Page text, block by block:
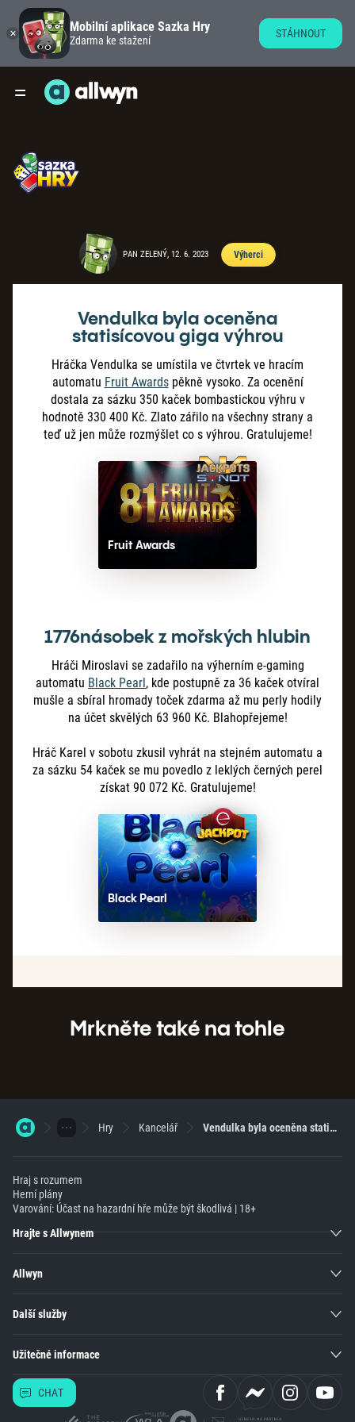
PAN ZELENÝ, 12. 6. 2023 Výherci
Vendulka byla oceněna
statisícovou giga výhrou
Hráčka Vendulka se umístila ve čtvrtek ve hracím
automatu Fruit Awardspěkně vysoko. Za ocenění
dostala za sázku 350 kaček bombastickou výhru v
hodnotě 330 400 Kč. Zlato zářilo na všechny strany a
teď už jen může rozmýšlet co s výhrou. Gratulujeme!
Fruit Awards
1776násobek z mořských hlubin
Hráči Miroslavi se zadařilo na výherním e-gaming
automatu Black Pearl, kde postupně za 36 kaček otvíral
mušle a sbíral hromady toček zdarma až mu perly hodily
na účet skvělých 63 960 Kč. Blahopřejeme!
Hráč Karel v sobotu zkusil vyhrát na stejném automatu a
za sázku 54 kaček se mu povedlo z leklých černých perel
získat 90 072 Kč. Gratulujeme!
Black Pearl
Mrkněte také na tohle
Hry Kancelář Vendulka byla oceněna statisícovou giga výhrou
Hraj s rozumem
Herní plány
Varování: Účast na hazardní hře může být škodlivá | 18+
Hrajte s Allwynem
Allwyn
Další služby
Užitečné informace
CHAT
Mobilní aplikace Sazka Hry
Zdarma ke stažení
STÁHNOUT